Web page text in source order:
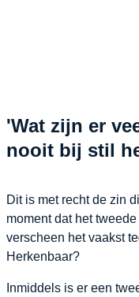
'Wat zijn er
nooit bij stil
Dit is met recht de zin
moment dat het
verscheen het vaakst
Herkenbaar?
Inmiddels is er een